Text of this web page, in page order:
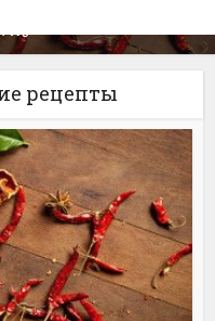
рецепты